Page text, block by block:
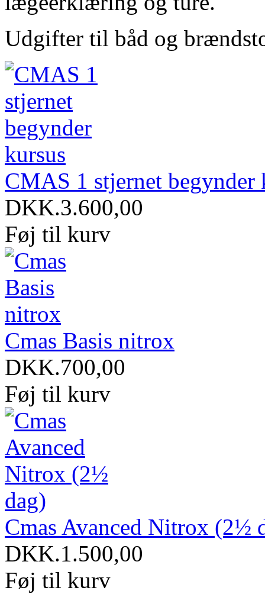
Udgifter til båd og
CMAS 1 stjernet begynder
DKK.3.600,00
Føj til kurv
Cmas Basis nitrox
DKK.700,00
Føj til kurv
Cmas Avanced Nitrox (2½
DKK.1.500,00
Føj til kurv